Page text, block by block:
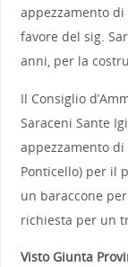
appezzamento di
favore del sig.
anni, per la
Il Consiglio
Saraceni Sante
appezzamento
Ponticello) per il
un baraccone
richiesta per un
Visto Giunta